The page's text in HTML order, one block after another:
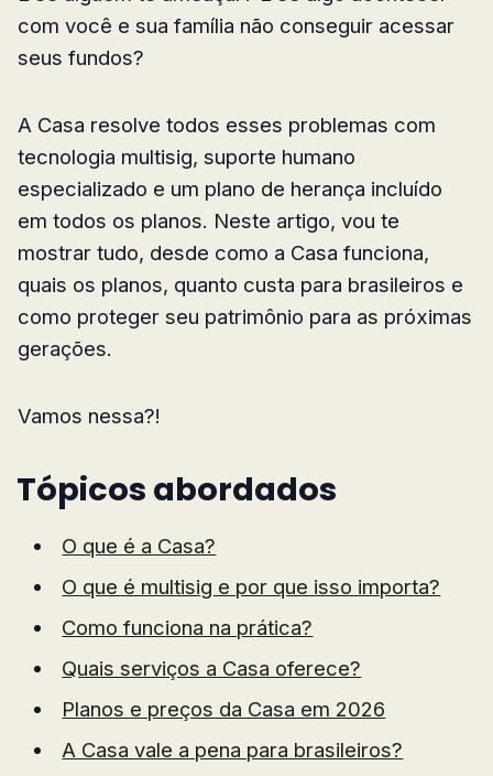
com você e sua família não conseguir acessar
seus fundos?
A Casa resolve todos esses problemas com
tecnologia multisig, suporte humano
especializado e um plano de herança incluído
em todos os planos. Neste artigo, vou te
mostrar tudo, desde como a Casa funciona,
quais os planos, quanto custa para brasileiros e
como proteger seu patrimônio para as próximas
gerações.
Vamos nessa?!
Tópicos abordados
O que é a Casa?
O que é multisig e por que isso importa?
Como funciona na prática?
Quais serviços a Casa oferece?
Planos e preços da Casa em 2026
A Casa vale a pena para brasileiros?